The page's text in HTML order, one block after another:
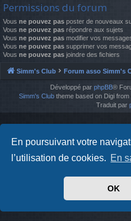
En poursuivant votre
l’utilisation de cookies. En
OK
Permissions du forum
Vous ne pouvez pas poster de nouveaux
Vous ne pouvez pas répondre aux sujets
Vous ne pouvez pas modifier vos
Vous ne pouvez pas supprimer vos
Vous ne pouvez pas joindre des fichiers
Simm's Club Forum asso Simm's
Développé par phpBB®
Simm's Club theme based on Digi from
Traduit par